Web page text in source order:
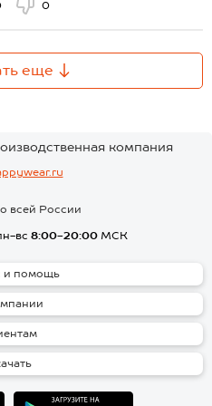
0
еще
компания
всей России
вс 8:00-20:00 МСК
и помощь